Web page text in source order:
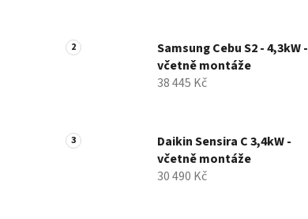
Samsung Cebu S2 - 4,3kW -
včetně montáže
38 445 Kč
Daikin Sensira C 3,4kW -
včetně montáže
30 490 Kč